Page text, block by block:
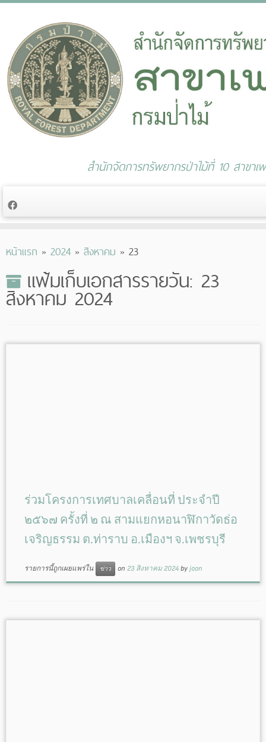
to
สำนักจัดการทรัพยากรป่าไม้ที่ 10 สาขาเ
หน้าแรก » 2024 » สิงหาคม » 23
แฟ้มเก็บเอกสารรายวัน: 23
สิงหาคม 2024
ร่วมโครงการเทศบาลเคลื่อนที่ ประจำปี
๒๕๖๗ ครั้งที่ ๒ ณ สามแยกหอนาฬิกาวัดธ่อ
เจริญธรรม ต.ท่าราบ อ.เมืองฯ จ.เพชรบุรี
รายการนี้ถูกเผยแพร่ใน ข่าว on 23 สิงหาคม 2024 by joon